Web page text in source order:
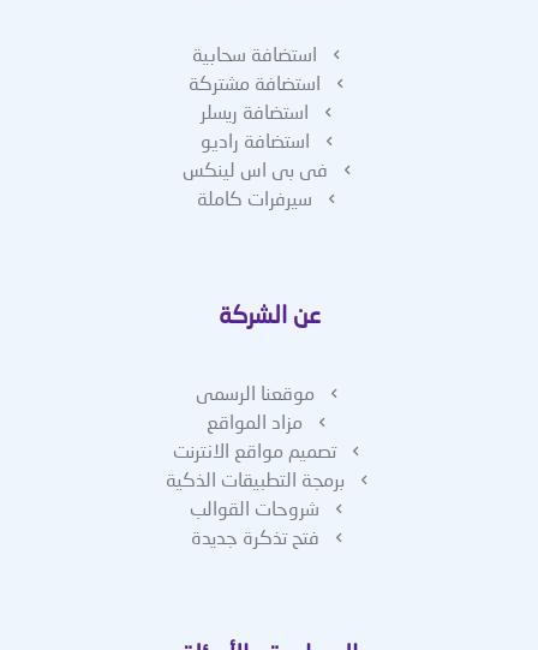
استضافة سحابية
استضافة مشتركة
استضافة ريسلر
استضافة راديو
فى بى اس لينكس
سيرفرات كاملة
عن الشركة
موقعنا الرسمى
مزاد المواقع
تصميم مواقع الانترنت
برمجة التطبيقات الذكية
شروحات القوالب
فتح تذكرة جديدة